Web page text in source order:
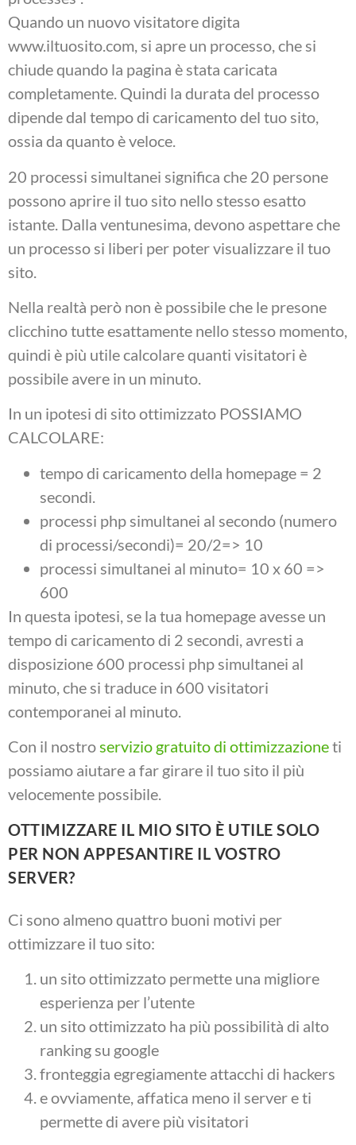
Quando un nuovo visitatore digita
www.iltuosito.com, si apre un processo, che si
chiude quando la pagina è stata caricata
completamente. Quindi la durata del processo
dipende dal tempo di caricamento del tuo sito,
ossia da quanto è veloce.
20 processi simultanei significa che 20 persone
possono aprire il tuo sito nello stesso esatto
istante. Dalla ventunesima, devono aspettare che
un processo si liberi per poter visualizzare il tuo
sito.
Nella realtà però non è possibile che le presone
clicchino tutte esattamente nello stesso momento,
quindi è più utile calcolare quanti visitatori è
possibile avere in un minuto.
In un ipotesi di sito ottimizzato POSSIAMO
CALCOLARE:
tempo di caricamento della homepage = 2
secondi.
processi php simultanei al secondo (numero
di processi/secondi)= 20/2=> 10
processi simultanei al minuto= 10 x 60 =>
600
In questa ipotesi, se la tua homepage avesse un
tempo di caricamento di 2 secondi, avresti a
disposizione 600 processi php simultanei al
minuto, che si traduce in 600 visitatori
contemporanei al minuto.
Con il nostroservizio gratuito di ottimizzazioneti
possiamo aiutare a far girare il tuo sito il più
velocemente possibile.
OTTIMIZZARE IL MIO SITO È UTILE SOLO
PER NON APPESANTIRE IL VOSTRO
SERVER?
Ci sono almeno quattro buoni motivi per
ottimizzare il tuo sito:
un sito ottimizzato permette una migliore
esperienza per l’utente
un sito ottimizzato ha più possibilità di alto
ranking su google
fronteggia egregiamente attacchi di hackers
e ovviamente, affatica meno il server e ti
permette di avere più visitatori